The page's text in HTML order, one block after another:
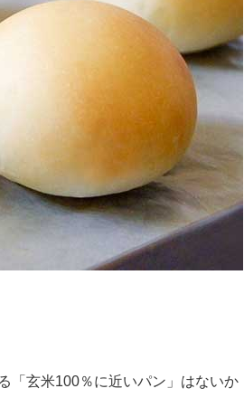
「玄米100％に近いパン」はないか